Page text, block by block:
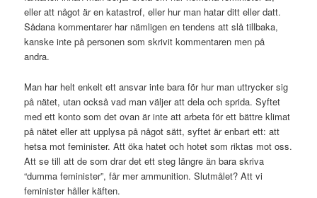
eller att något är en katastrof, eller hur man hatar ditt eller datt.
Sådana kommentarer har nämligen en tendens att slå tillbaka,
kanske inte på personen som skrivit kommentaren men på
andra.
Man har helt enkelt ett ansvar inte bara för hur man uttrycker sig
på nätet, utan också vad man väljer att dela och sprida. Syftet
med ett konto som det ovan är inte att arbeta för ett bättre klimat
på nätet eller att upplysa på något sätt, syftet är enbart ett: att
hetsa mot feminister. Att öka hatet och hotet som riktas mot oss.
Att se till att de som drar det ett steg längre än bara skriva
“dumma feminister”, får mer ammunition. Slutmålet? Att vi
feminister håller käften.